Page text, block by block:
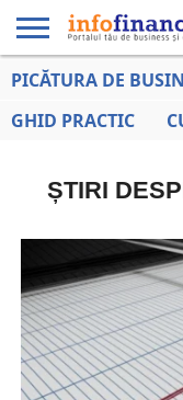
EDUCAȚIE
LA ZI
AFACERILOR
PICĂTURA DE
GHID PRACTIC
ȘTIRI